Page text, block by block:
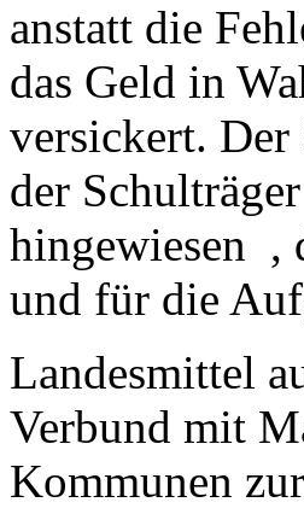
anstatt die
das Geld in
versickert.
der
hingewiesen ,
und für die
Landesmittel
Verbund mit
Kommunen